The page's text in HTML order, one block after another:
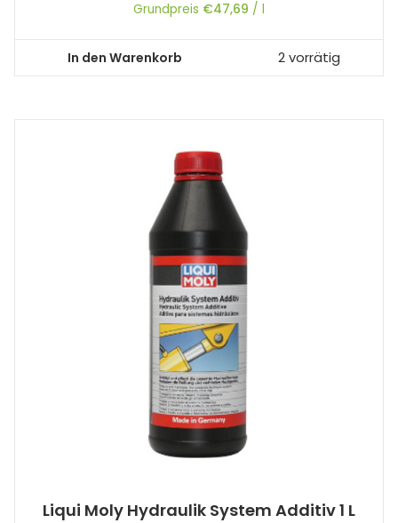
Grundpreis €47,69 / l
In den Warenkorb 2 vorrätig
Liqui Moly Hydraulik System Additiv 1 L